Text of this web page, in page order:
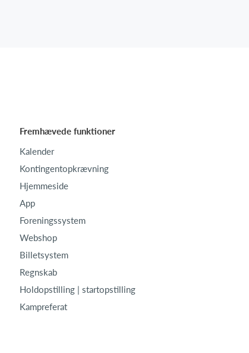
Fremhævede funktioner
Kalender
Kontingentopkrævning
Hjemmeside
App
Foreningssystem
Webshop
Billetsystem
Regnskab
Holdopstilling | startopstilling
Kampreferat